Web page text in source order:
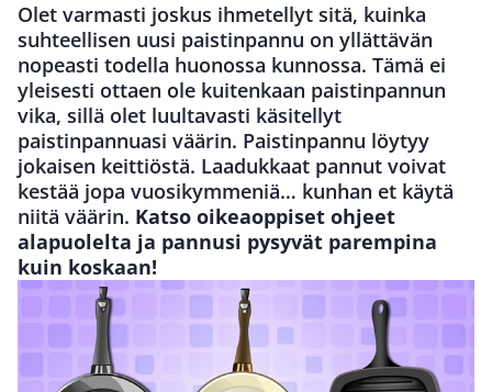
Olet varmasti joskus ihmetellyt sitä, kuinka
suhteellisen uusi paistinpannu on yllättävän
nopeasti todella huonossa kunnossa. Tämä ei
yleisesti ottaen ole kuitenkaan paistinpannun
vika, sillä olet luultavasti käsitellyt
paistinpannuasi väärin. Paistinpannu löytyy
jokaisen keittiöstä. Laadukkaat pannut voivat
kestää jopa vuosikymmeniä… kunhan et käytä
niitä väärin. Katso oikeaoppiset ohjeet
alapuolelta ja pannusi pysyvät parempina
kuin koskaan!